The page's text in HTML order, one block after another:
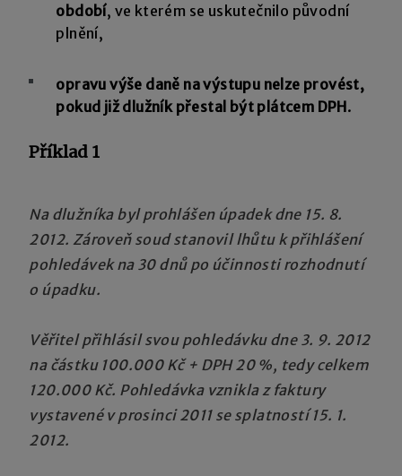
období, ve kterém se uskutečnilo původní
plnění,
opravu výše daně na výstupu nelze provést,
pokud již dlužník přestal být plátcem DPH.
Příklad 1
Na dlužníka byl prohlášen úpadek dne 15. 8.
2012. Zároveň soud stanovil lhůtu k přihlášení
pohledávek na 30 dnů po účinnosti rozhodnutí
o úpadku.
Věřitel přihlásil svou pohledávku dne 3. 9. 2012
na částku 100.000 Kč + DPH 20 %, tedy celkem
120.000 Kč. Pohledávka vznikla z faktury
vystavené v prosinci 2011 se splatností 15. 1.
2012.